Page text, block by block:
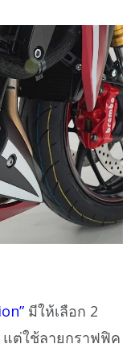
มีให้เลือก 2
แต่ใช้ลายกราฟฟิค